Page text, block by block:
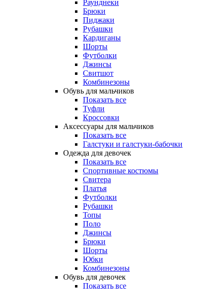
Раунднеки
Брюки
Пиджаки
Рубашки
Кардиганы
Шорты
Футболки
Джинсы
Свитшот
Комбинезоны
Обувь для мальчиков
Показать все
Туфли
Кроссовки
Аксессуары для мальчиков
Показать все
Галстуки и галстуки-бабочки
Одежда для девочек
Показать все
Спортивные костюмы
Свитера
Платья
Футболки
Рубашки
Топы
Поло
Джинсы
Брюки
Шорты
Юбки
Комбинезоны
Обувь для девочек
Показать все